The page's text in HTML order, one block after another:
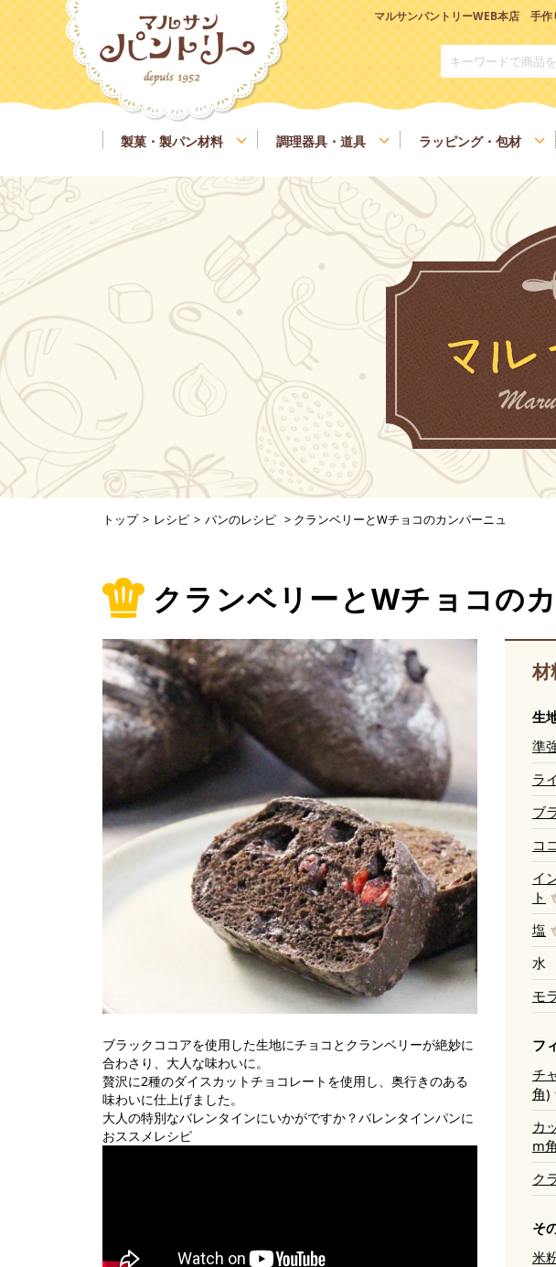
マルサンパントリーWEB本店 手作
製菓・製パン材料
糖類 バター、油脂、乳製品、卵 チョコレート
イースト、酵母、発酵 洋酒 凝固剤 和菓子材料 色
マルサンパントリーオリジナル食材 健康を考える
調理器具・道具
基本の道具 製菓・製パン用の焼き型、器具
ラッピング・包材
ラッピング、包材
マルサンパントリーオリジナル食材 マルサンパントリーオリジナル調理器具
季節商品
送料無料商品 業務用サイズ
実店舗情報
トップ > レシピ > パンのレシピ > クランベリーとWチョコのカンパーニュ
クランベリーとWチョコの
ブラックココアを使用した生地にチョコとクランベリーが絶妙に
合わさり、大人な味わいに。
贅沢に2種のダイスカットチョコレートを使用し、奥行きのある
味わいに仕上げました。
大人の特別なバレンタインにいかがですか？バレンタインパンに
おススメレシピ
材
生
準
ラ
ブ
コ
イ
ト
塩
水
モ
フ
チ
角)
カ
m
ク
そ
米